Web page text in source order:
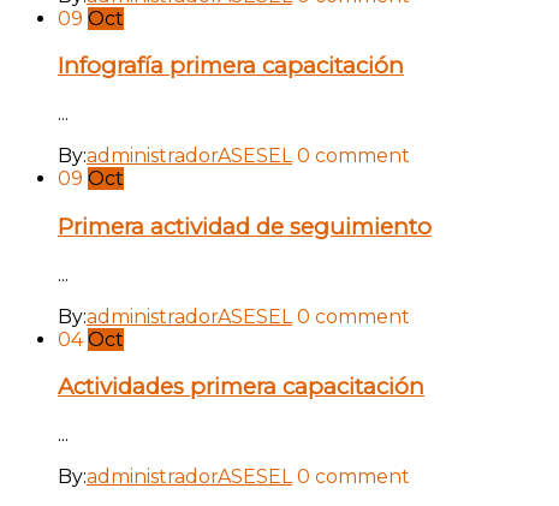
09 Oct
Infografía primera capacitación
...
By:administradorASESEL 0 comment
09 Oct
Primera actividad de seguimiento
...
By:administradorASESEL 0 comment
04 Oct
Actividades primera capacitación
...
By:administradorASESEL 0 comment